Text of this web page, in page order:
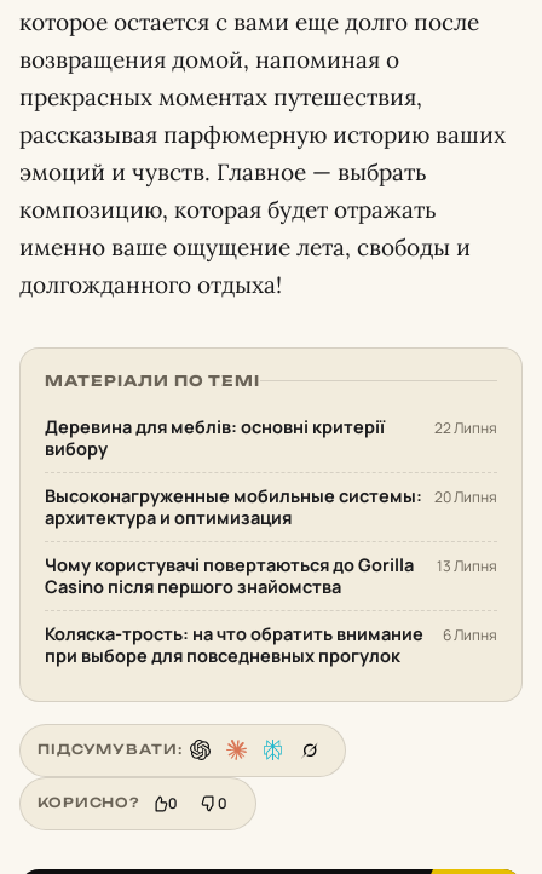
которое остается с вами еще долго после
возвращения домой, напоминая о
прекрасных моментах путешествия,
рассказывая парфюмерную историю ваших
эмоций и чувств. Главное — выбрать
композицию, которая будет отражать
именно ваше ощущение лета, свободы и
долгожданного отдыха!
МАТЕРІАЛИ ПО ТЕМІ
Деревина для меблів: основні критерії
вибору
22 Липня
Высоконагруженные мобильные системы:
архитектура и оптимизация
20 Липня
Чому користувачі повертаються до Gorilla
Casino після першого знайомства
13 Липня
Коляска-трость: на что обратить внимание
при выборе для повседневных прогулок
6 Липня
ПІДСУМУВАТИ:
КОРИСНО? 0 0